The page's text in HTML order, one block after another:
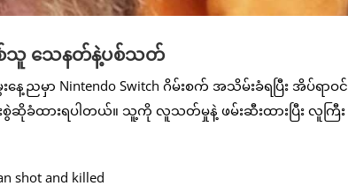
စ်သူ သေနတ်နဲ့ပစ်သတ်
ေ့ညမှာ Nintendo Switch ဂိမ်းစက် အသိမ်းခံရပြီး အိပ်ရာဝင်
ခံထားရပါတယ်။ သူ့ကို လူသတ်မှုနဲ့ ဖမ်းဆီးထားပြီး လူကြီး